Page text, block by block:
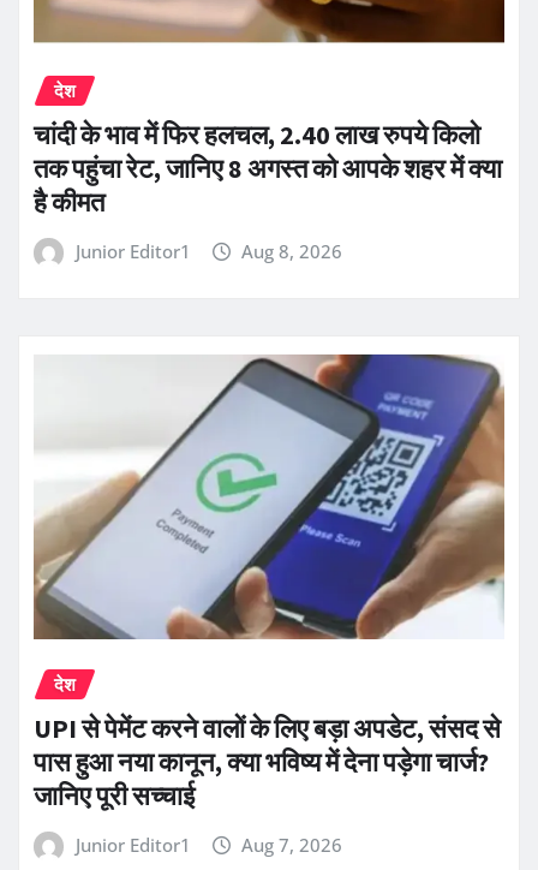
देश
चांदी के भाव में फिर हलचल, 2.40 लाख रुपये किलो
तक पहुंचा रेट, जानिए 8 अगस्त को आपके शहर में क्या
है कीमत
Junior Editor1 Aug 8, 2026
देश
UPI से पेमेंट करने वालों के लिए बड़ा अपडेट, संसद से
पास हुआ नया कानून, क्या भविष्य में देना पड़ेगा चार्ज?
जानिए पूरी सच्चाई
Junior Editor1 Aug 7, 2026